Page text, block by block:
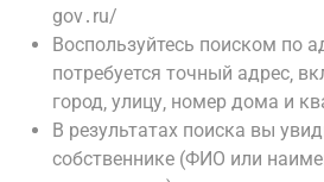
gov․ru/
Воспользуйтесь поиском по
потребуется точный адрес‚
город‚ улицу‚ номер дома и
В результатах поиска вы
собственнике (ФИО или